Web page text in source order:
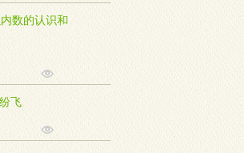
数的认识和
飞